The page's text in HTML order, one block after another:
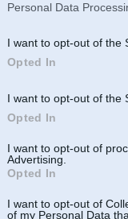
Personal Data
I want to opt-out of the
Opted In
I want to opt-out of the
Opted In
I want to opt-out of
Advertising.
Opted In
I want to opt-out of
of my Personal Data